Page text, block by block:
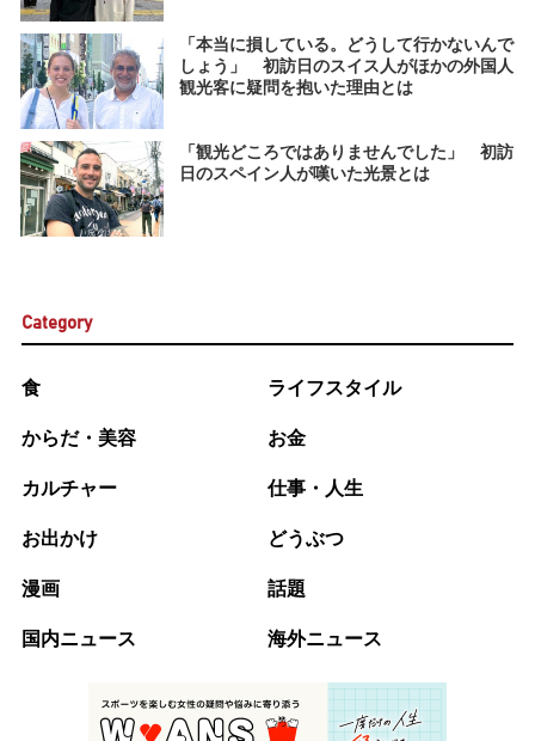
「本当に損している。どうして行かないんで
しょう」 初訪日のスイス人がほかの外国人
観光客に疑問を抱いた理由とは
「観光どころではありませんでした」 初訪
日のスペイン人が嘆いた光景とは
Category
食 ライフスタイル
からだ・美容 お金
カルチャー 仕事・人生
お出かけ どうぶつ
漫画 話題
国内ニュース 海外ニュース